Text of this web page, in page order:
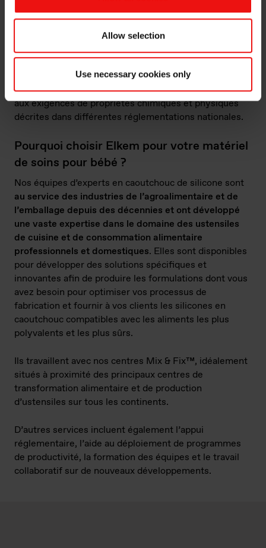
Allow selection
Use necessary cookies only
évitant un post-durcissement inégal ou
Enfin, les produits en caoutchouc de silicone en
contact avec les aliments d’Elkem sont certifiés ISO
10993 pour leur biocompatibilité et peuvent répondre
aux exigences de propriétés chimiques et physiques
décrites dans différentes réglementations nationales.
Pourquoi choisir Elkem pour votre matériel
de soins pour bébé ?
Nos équipes d’experts en caoutchouc de silicone sont
au service des industries de l’agroalimentaire et de
l’emballage depuis des décennies et ont développé
une vaste expertise dans le domaine des ustensiles
de cuisine et de consommation alimentaire
professionnels et domestiques. Elles sont disponibles
pour développer des solutions spécifiques et
innovantes afin de produire les formulations dont vous
avez besoin pour optimiser vos processus de
fabrication et fournir à vos clients les silicones en
caoutchouc compatibles avec les aliments les plus
polyvalents et les plus sûrs.
Ils travaillent avec nos centres Mix & Fix™, idéalement
situés à proximité des principaux centres de
transformation alimentaire et de production
d’ustensiles sur tous les continents.
D’autres services incluent également l’appui
réglementaire, l’aide au déploiement de programmes
de productivité, la formation des équipes et le travail
collaboratif sur de nouveaux développements.